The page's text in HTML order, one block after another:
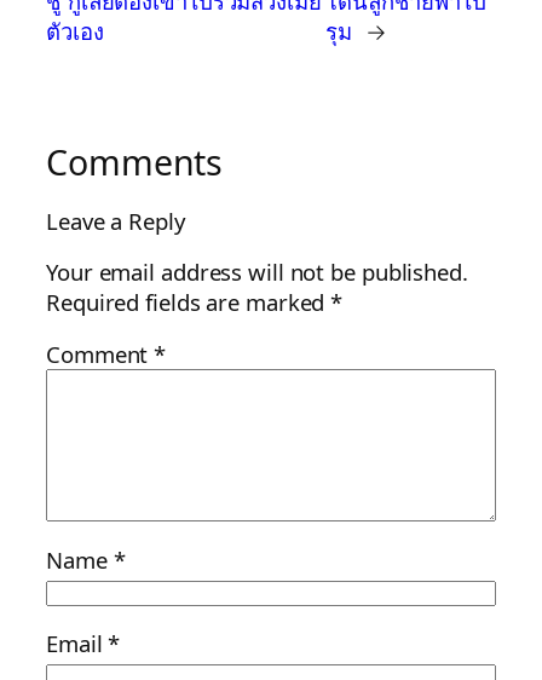
ตัวเอง
รุม →
Comments
Leave a Reply
Your email address will not be published.
Required fields are marked*
Comment*
Name *
Email*